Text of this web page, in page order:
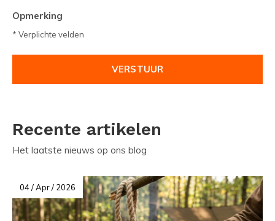
Opmerking
* Verplichte velden
VERSTUUR
Recente artikelen
Het laatste nieuws op ons blog
04 / Apr / 2026